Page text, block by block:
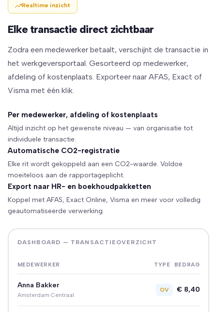
Realtime inzicht
Elke transactie direct zichtbaar
Zodra een medewerker betaalt, verschijnt de transactie in
het werkgeversportaal. Gesorteerd op medewerker,
afdeling of kostenplaats. Exporteer naar AFAS, Exact of
Visma met één klik.
Per medewerker, afdeling of kostenplaats
Altijd inzicht op het gewenste niveau — van organisatie tot
individuele transactie.
Automatische CO2-registratie
Elke rit wordt gekoppeld aan een CO2-waarde. Voldoe
moeiteloos aan de rapportageplicht.
Export naar HR- en boekhoudpakketten
Koppel met AFAS, Exact Online, Visma en meer voor volledig
geautomatiseerde verwerking.
DASHBOARD — TRANSACTIEOVERZICHT
MEDEWERKER TYPE BEDRAG
Anna Bakker
Amsterdam Centraal
OV € 8,40